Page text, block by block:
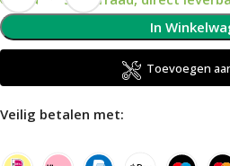
In
Toevoegen
Veilig betalen met: